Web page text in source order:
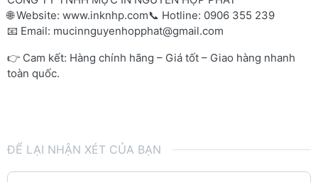
🌐 Website: www.inknhp.com📞 Hotline: 0906 355 239
📧 Email: mucinnguyenhopphat@gmail.com
👉 Cam kết: Hàng chính hãng – Giá tốt – Giao hàng nhanh
toàn quốc.
ĐỂ LẠI NHẬN XÉT CỦA BẠN